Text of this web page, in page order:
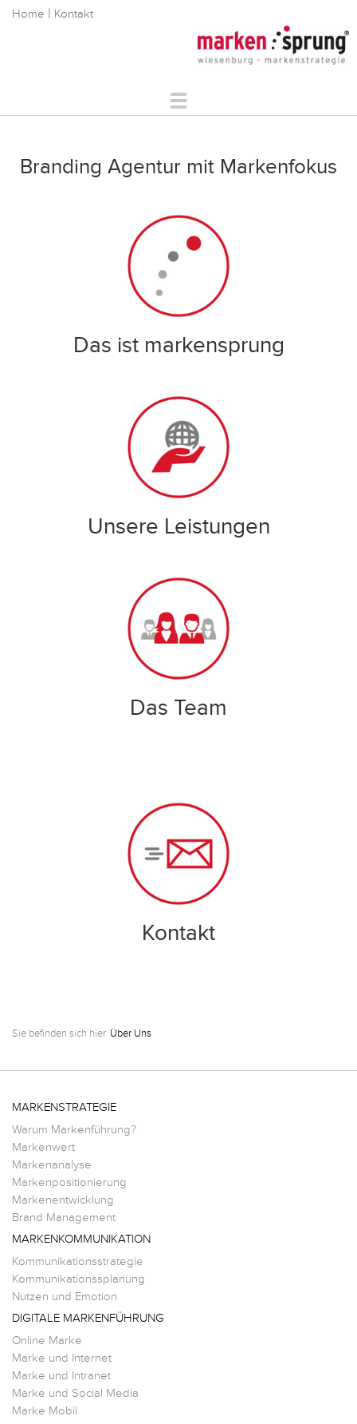
Digitale Markenführung
Referenzen
Service
Home | Kontakt
Branding Agentur mit Markenfokus
Das ist markensprung
Unsere Leistungen
Das Team
Kontakt
Sie befinden sich hier Über Uns
MARKENSTRATEGIE
Warum Markenführung?
Markenwert
Markenanalyse
Markenpositionierung
Markenentwicklung
Brand Management
MARKENKOMMUNIKATION
Kommunikationsstrategie
Kommunikationssplanung
Nutzen und Emotion
DIGITALE MARKENFÜHRUNG
Online Marke
Marke und Internet
Marke und Intranet
Marke und Social Media
Marke Mobil